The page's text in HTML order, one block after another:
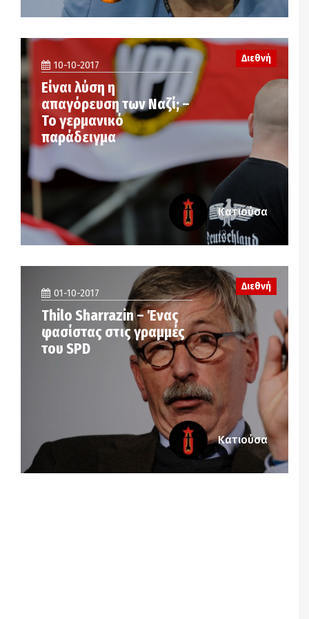
10-10-2017
Είναι λύση η
απαγόρευση των Ναζί; –
Το γερμανικό
παράδειγμα
Διεθνή
Κατιούσα
01-10-2017
Thilo Sharrazin – Ένας
φασίστας στις γραμμές
του SPD
Διεθνή
Κατιούσα